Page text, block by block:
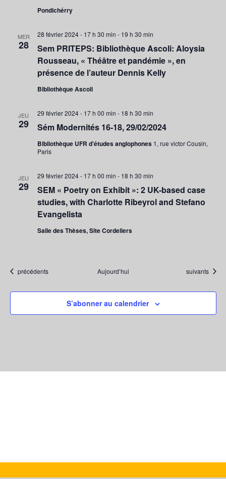
Pondichérry
MER
28
Sem PRITEPS: Bibliothèque Ascoli: Aloysia
Rousseau, « Théâtre et pandémie », en
présence de l’auteur Dennis Kelly
28 février 2024 - 17 h 30 min - 19 h 30 min
Bibliothèque Ascoli
JEU
29 Sém Modernités 16-18, 29/02/2024
29 février 2024 - 17 h 00 min - 18 h 30 min
Bibliothèque UFR d'études anglophones 1, rue victor Cousin,
Paris
JEU
29
SEM « Poetry on Exhibit »: 2 UK-based case
studies, with Charlotte Ribeyrol and Stefano
Evangelista
29 février 2024 - 17 h 00 min - 18 h 30 min
Salle des Thèses, Site Cordeliers
Évènements
précédents Aujourd’hui Évènements
suivants
S’abonner au calendrier